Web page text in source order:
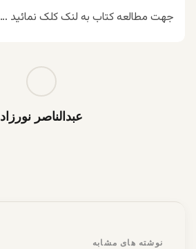
جهت مطالعه کتاب به لنک کلک نمائید …
عبدالناصر نورزاد
نوشته های مشابه